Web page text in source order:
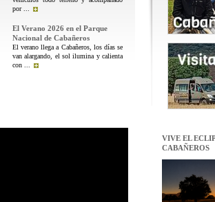
por ...
El Verano 2026 en el Parque
Nacional de Cabañeros
El verano llega a Cabañeros, los días se
van alargando, el sol ilumina y calienta
con ...
VIVE EL
CABAÑEROS